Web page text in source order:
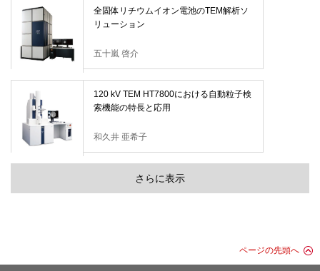
全固体リチウムイオン電池のTEM解析ソ
リューション
五十嵐 啓介
120 kV TEM HT7800における自動粒子検
索機能の特長と応用
和久井 亜希子
さらに表示
ページの先頭へ